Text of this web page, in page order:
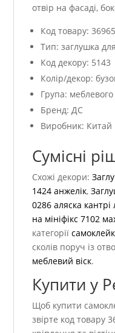
отвір на фасаді,
Код товару: 36965
Тип: заглушка
Код декору: 5143
Колір/декор:
Група:
Бренд: ДС
Виробник: Китай
Сумісні
Схожі декори:
1424 анжелік,
0286 аляска кантрі
на мініфікс 7102
категорії
сколів поруч із
меблевий віск.
Купити у
Щоб купити
звірте код товару